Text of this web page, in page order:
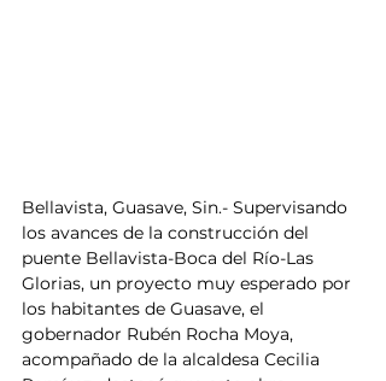
Bellavista, Guasave, Sin.- Supervisando
los avances de la construcción del
puente Bellavista-Boca del Río-Las
Glorias, un proyecto muy esperado por
los habitantes de Guasave, el
gobernador Rubén Rocha Moya,
acompañado de la alcaldesa Cecilia